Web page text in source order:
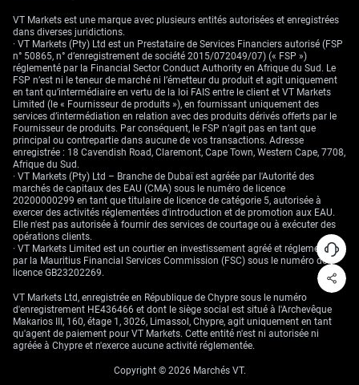
VT Markets est une marque avec plusieurs entités autorisées et enregistrées
dans diverses juridictions.
· VT Markets (Pty) Ltd est un Prestataire de Services Financiers autorisé (FSP
n° 50865, n° d’enregistrement de société 2015/072049/07) (« FSP »)
réglementé par la Financial Sector Conduct Authority en Afrique du Sud. Le
FSP n’est ni le teneur de marché ni l’émetteur du produit et agit uniquement
en tant qu’intermédiaire en vertu de la loi FAIS entre le client et VT Markets
Limited (le « Fournisseur de produits »), en fournissant uniquement des
services d’intermédiation en relation avec des produits dérivés offerts par le
Fournisseur de produits. Par conséquent, le FSP n’agit pas en tant que
principal ou contrepartie dans aucune de vos transactions. Adresse
enregistrée : 18 Cavendish Road, Claremont, Cape Town, Western Cape, 7708,
Afrique du Sud.
· VT Markets (Pty) Ltd – Branche de Dubaï est agréée par l'Autorité des
marchés de capitaux des EAU (CMA) sous le numéro de licence
20200000299 en tant que titulaire de licence de catégorie 5, autorisée à
exercer des activités réglementées d'introduction et de promotion aux EAU.
Elle n'est pas autorisée à fournir des services de courtage ou à exécuter des
opérations clients.
· VT Markets Limited est un courtier en investissement agréé et réglementé
par la Mauritius Financial Services Commission (FSC) sous le numéro de
licence GB23202269.
VT Markets Ltd, enregistrée en République de Chypre sous le numéro
d'enregistrement HE436466 et dont le siège social est situé à l'Archevêque
Makarios III, 160, étage 1, 3026, Limassol, Chypre, agit uniquement en tant
qu'agent de paiement pour VT Markets. Cette entité n'est ni autorisée ni
agréée à Chypre et n'exerce aucune activité réglementée.
Copyright © 2026 Marchés VT.